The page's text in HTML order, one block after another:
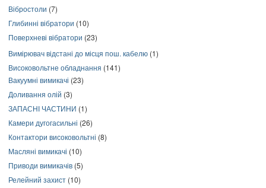
Вібростоли (7)
Глибинні вібратори (10)
Поверхневі вібратори (23)
Вимірювач відстані до місця пош. кабелю (1)
Високовольтне обладнання (141)
Вакуумні вимикачі (23)
Доливання олій (3)
ЗАПАСНІ ЧАСТИНИ (1)
Камери дугогасильні (26)
Контактори високовольтні (8)
Масляні вимикачі (10)
Приводи вимикачів (5)
Релейний захист (10)